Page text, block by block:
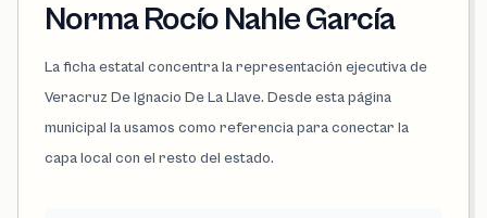
Norma Rocío Nahle García
La ficha estatal concentra la representación ejecutiva de
Veracruz De Ignacio De La Llave. Desde esta página
municipal la usamos como referencia para conectar la
capa local con el resto del estado.